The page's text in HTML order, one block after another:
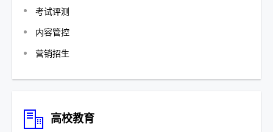
考试评测
内容管控
营销招生
高校教育